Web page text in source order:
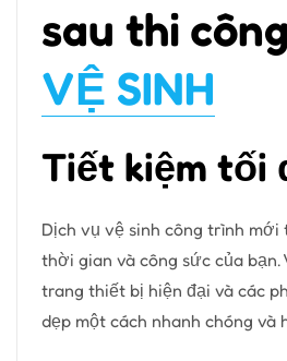
sau thi
VỆ SINH
Tiết kiệm tối
Dịch vụ vệ sinh công trình mới
thời gian và công sức của
trang thiết bị hiện đại và các
dẹp một cách nhanh chóng và